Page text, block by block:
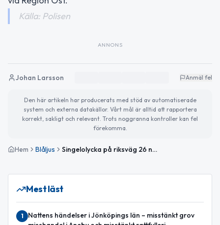
Källa: Polisen
ANNONS
Johan Larsson Anmäl fel
Den här artikeln har producerats med stöd av automatiserade
system och externa datakällor. Vårt mål är alltid att rapportera
korrekt, sakligt och relevant. Trots noggranna kontroller kan fel
förekomma.
Hem Blåljus Singelolycka på riksväg 26 nära Knutshult – kvinna misstänks för vårdslöshet i trafik
Mest läst
1
Nattens händelser i Jönköpings län – misstänkt grov